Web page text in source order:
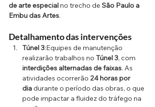
de arte especial no trecho de São Paulo a
Embu das Artes.
Detalhamento das intervenções
Túnel 3:Equipes de manutenção
realizarão trabalhos no Túnel 3, com
interdições alternadas de faixas. As
atividades ocorrerão 24 horas por
dia durante o período das obras, o que
pode impactar a fluidez do tráfego na